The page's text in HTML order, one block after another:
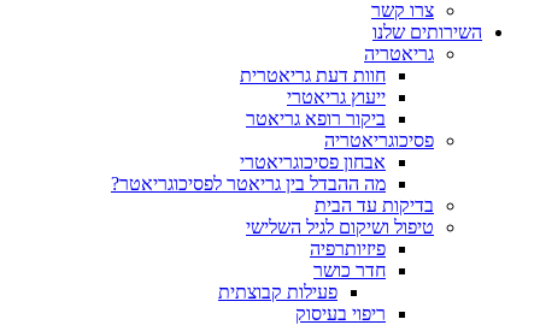
שלנו
גריאטריה
חוות דעת גריאטרית
ייעוץ גריאטרי
ביקור רופא גריאטר
פסיכוגריאטריה
אבחון פסיכוגריאטרי
מה ההבדל בין גריאטר לפסיכוגריאטר?
בדיקות עד הבית
טיפול ושיקום לגיל השלישי
פיזיותרפיה
חדר כושר
פעילות קבוצתית
ריפוי בעיסוק